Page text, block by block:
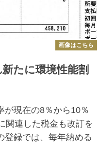
画像はこちら
たに環境性能割
現在の8％から10％
関連した税金も改訂を
登録では、毎年納める